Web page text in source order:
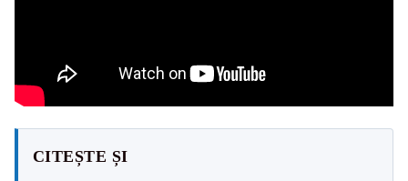
CITEȘTE ȘI